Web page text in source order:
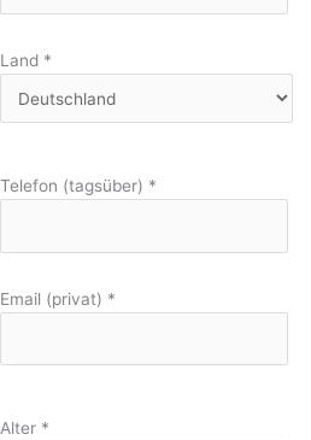
Land *
Telefon (tagsüber) *
Email (privat) *
Alter *